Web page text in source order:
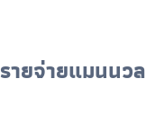
ยจ่ายแมนน